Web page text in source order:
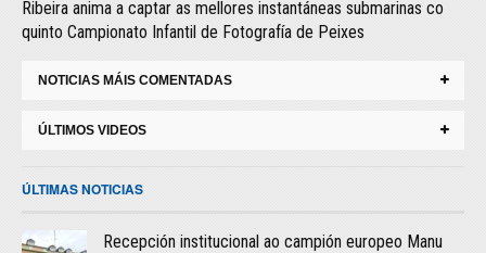
Ribeira anima a captar as mellores instantáneas submarinas co
quinto Campionato Infantil de Fotografía de Peixes
NOTICIAS MÁIS COMENTADAS
ÚLTIMOS VIDEOS
ÚLTIMAS NOTICIAS
Recepción institucional ao campión europeo Manu